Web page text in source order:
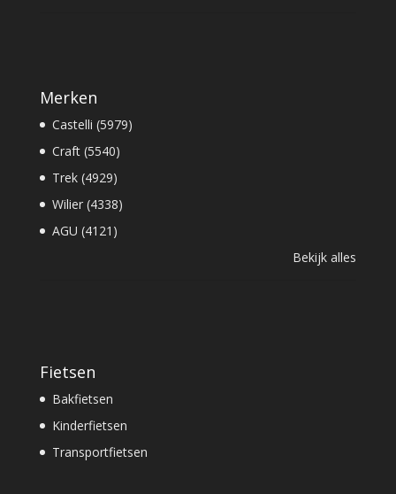
Merken
Castelli (5979)
Craft (5540)
Trek (4929)
Wilier (4338)
AGU (4121)
Bekijk alles
Fietsen
Bakfietsen
Kinderfietsen
Transportfietsen